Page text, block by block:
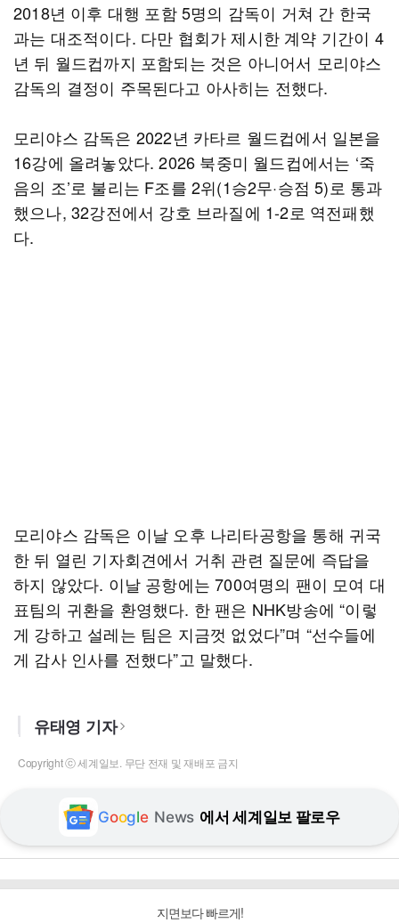
2018년 이후 대행 포함 5명의 감독이 거쳐 간 한국
과는 대조적이다. 다만 협회가 제시한 계약 기간이 4
년 뒤 월드컵까지 포함되는 것은 아니어서 모리야스
감독의 결정이 주목된다고 아사히는 전했다.
모리야스 감독은 2022년 카타르 월드컵에서 일본을
16강에 올려놓았다. 2026 북중미 월드컵에서는 ‘죽
음의 조’로 불리는 F조를 2위(1승2무·승점 5)로 통과
했으나, 32강전에서 강호 브라질에 1-2로 역전패했
다.
모리야스 감독은 이날 오후 나리타공항을 통해 귀국
한 뒤 열린 기자회견에서 거취 관련 질문에 즉답을
하지 않았다. 이날 공항에는 700여명의 팬이 모여 대
표팀의 귀환을 환영했다. 한 팬은 NHK방송에 “이렇
게 강하고 설레는 팀은 지금껏 없었다”며 “선수들에
게 감사 인사를 전했다”고 말했다.
유태영 기자
Copyright ⓒ 세계일보. 무단 전재 및 재배포 금지
Google News 에서 세계일보 팔로우
지면보다 빠르게!